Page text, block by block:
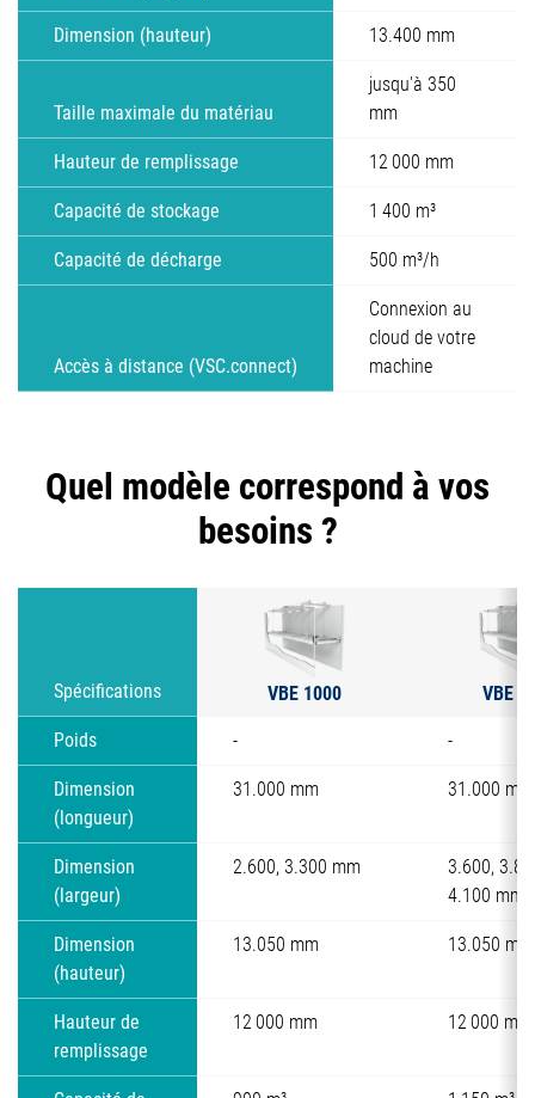
Dimension (hauteur) 13.400 mm
Taille maximale du matériau
jusqu'à 350
mm
Hauteur de remplissage 12 000 mm
Capacité de stockage 1 400 m³
Capacité de décharge 500 m³/h
Accès à distance (VSC.connect)
Connexion au
cloud de votre
machine
Quel modèle correspond à vos
besoins ?
Spécifications VBE 1000 VBE
Poids - -
Dimension
(longueur)
31.000 mm 31.000 mm
Dimension
(largeur)
2.600, 3.300 mm
3.600,
4.100 mm
Dimension
(hauteur)
13.050 mm 13.050 mm
Hauteur de
remplissage
12 000 mm 12 000 mm